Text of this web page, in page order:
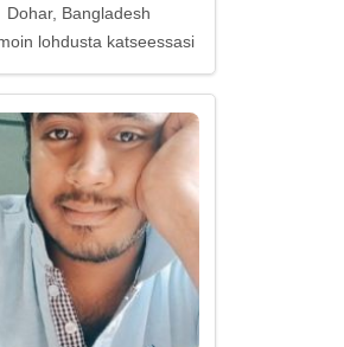
Dohar, Bangladesh
lohdusta katseessasi